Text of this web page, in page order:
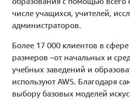
числе учащихся, учителей,
администраторов.
Более 17 000 клиентов в
размеров –от начальных и
учебных заведений и
используют AWS. Благодаря
выбору базовых моделей